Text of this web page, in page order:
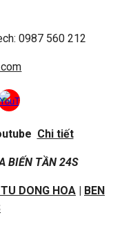
0987 560 212
Chi tiết
BIẾN TẦN 24S
DONG HOA | BEN